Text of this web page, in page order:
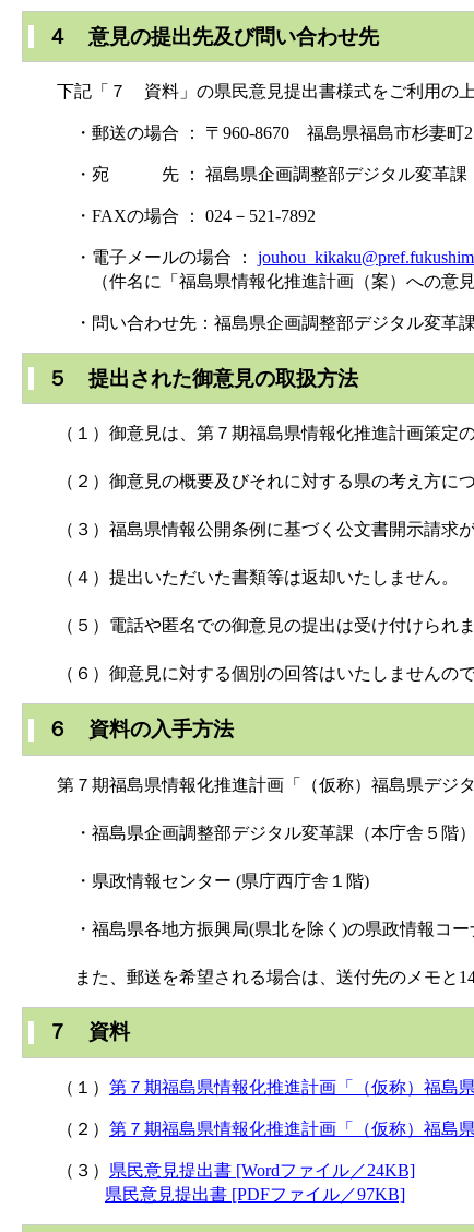
４ 意見の提出先及び問い合わせ先
下記「７ 資料」の県民意見提出書様式をご利用の
・郵送の場合 ： 〒960-8670 福島県福島市杉妻町2
・宛 先 ： 福島県企画調整部デジタル変革課
・FAXの場合 ： 024－521-7892
・電子メールの場合 ：
（件名に「福島県情報化推進計画（案）への意見
・問い合わせ先：福島県企画調整部デジタル変革課
５ 提出された御意見の取扱方法
（１）御意見は、第７期福島県情報化推進計画策定の
（２）御意見の概要及びそれに対する県の考え方に
（３）福島県情報公開条例に基づく公文書開示請求が
（４）提出いただいた書類等は返却いたしません。
（５）電話や匿名での御意見の提出は受け付けられま
（６）御意見に対する個別の回答はいたしませんので
６ 資料の入手方法
第７期福島県情報化推進計画「（仮称）福島県デジ
・福島県企画調整部デジタル変革課（本庁舎５階）
・県政情報センター (県庁西庁舎１階)
・福島県各地方振興局(県北を除く)の県政情報コー
また、郵送を希望される場合は、送付先のメモと
７ 資料
（１） 第７期福島県情報化推進計画「（仮称）福島
（２） 第７期福島県情報化推進計画「（仮称）福島
（３） 県民意見提出書 [Wordファイル／24KB]
県民意見提出書 [PDFファイル／97KB]